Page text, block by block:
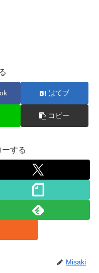
はてブ
コピー
する
Misaki